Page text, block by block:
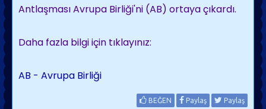
Antlaşması Avrupa Birliği'ni (AB) ortaya çıkardı.
Daha fazla bilgi için tıklayınız:
AB - Avrupa Birliği
BEĞEN Paylaş Paylaş